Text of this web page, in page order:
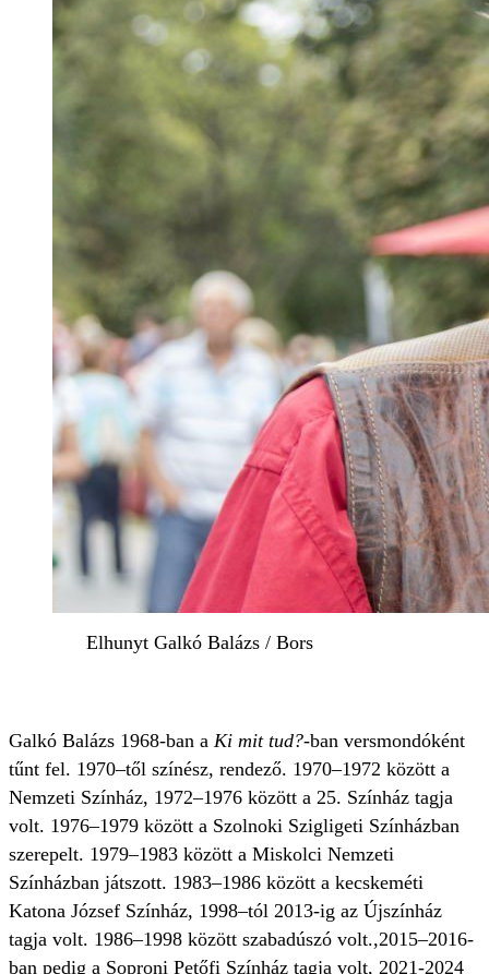
Elhunyt Galkó Balázs / Bors
Galkó Balázs 1968-ban a Ki mit tud?-ban versmondóként
tűnt fel. 1970–től színész, rendező. 1970–1972 között a
Nemzeti Színház, 1972–1976 között a 25. Színház tagja
volt. 1976–1979 között a Szolnoki Szigligeti Színházban
szerepelt. 1979–1983 között a Miskolci Nemzeti
Színházban játszott. 1983–1986 között a kecskeméti
Katona József Színház, 1998–tól 2013-ig az Újszínház
tagja volt. 1986–1998 között szabadúszó volt.,2015–2016-
ban pedig a Soproni Petőfi Színház tagja volt, 2021-2024